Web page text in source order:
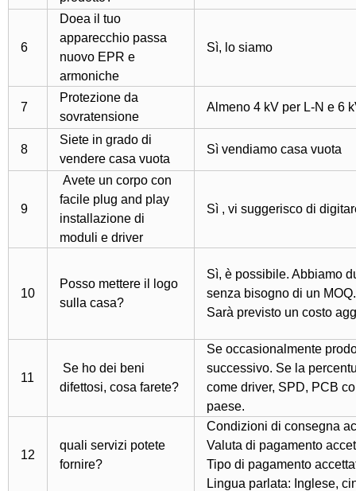
6
Doea il tuo
apparecchio passa
nuovo EPR e
armoniche
Sì, lo siamo
7
Protezione da
sovratensione
Almeno 4 kV per L-N e 6
8
Siete in grado di
vendere casa vuota
Sì vendiamo casa vuota
9
Avete un corpo con
facile plug and play
installazione di
moduli e driver
Sì , vi suggerisco di
10
Posso mettere il logo
sulla casa?
Sì, è possibile. Abbiamo
senza bisogno di un
Sarà previsto un costo
11
Se ho dei beni
difettosi, cosa farete?
Se occasionalmente
successivo. Se la
come driver, SPD, PCB
paese.
12
quali servizi potete
fornire?
Condizioni di consegna
Valuta di pagamento
Tipo di pagamento
Lingua parlata: Inglese,